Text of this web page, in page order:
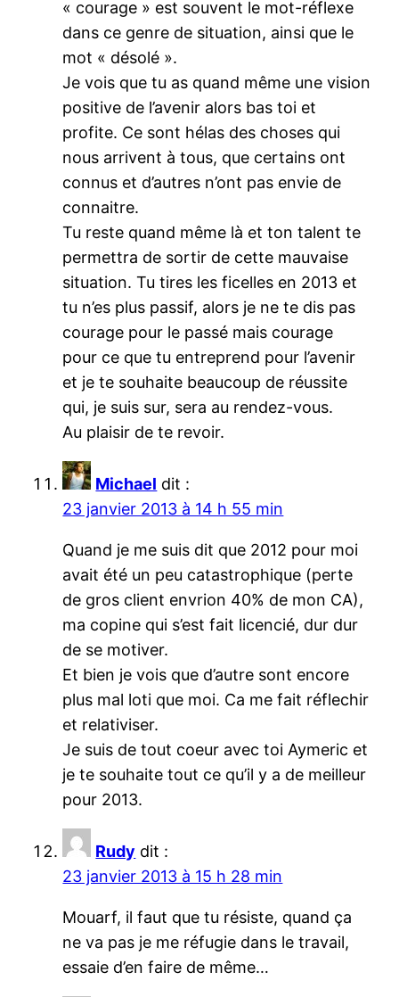
« courage » est souvent le mot-réflexe
dans ce genre de situation, ainsi que le
mot « désolé ».
Je vois que tu as quand même une vision
positive de l’avenir alors bas toi et
profite. Ce sont hélas des choses qui
nous arrivent à tous, que certains ont
connus et d’autres n’ont pas envie de
connaitre.
Tu reste quand même là et ton talent te
permettra de sortir de cette mauvaise
situation. Tu tires les ficelles en 2013 et
tu n’es plus passif, alors je ne te dis pas
courage pour le passé mais courage
pour ce que tu entreprend pour l’avenir
et je te souhaite beaucoup de réussite
qui, je suis sur, sera au rendez-vous.
Au plaisir de te revoir.
Michael dit :
23 janvier 2013 à 14 h 55 min
Quand je me suis dit que 2012 pour moi
avait été un peu catastrophique (perte
de gros client envrion 40% de mon CA),
ma copine qui s’est fait licencié, dur dur
de se motiver.
Et bien je vois que d’autre sont encore
plus mal loti que moi. Ca me fait réflechir
et relativiser.
Je suis de tout coeur avec toi Aymeric et
je te souhaite tout ce qu’il y a de meilleur
pour 2013.
Rudy dit :
23 janvier 2013 à 15 h 28 min
Mouarf, il faut que tu résiste, quand ça
ne va pas je me réfugie dans le travail,
essaie d’en faire de même…